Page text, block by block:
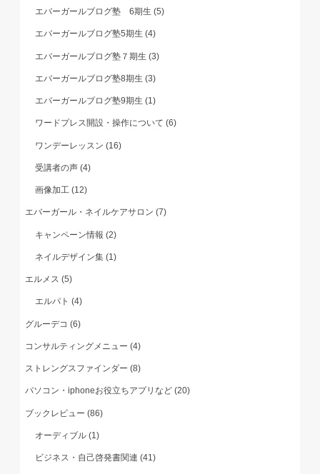
エバーガールブログ塾 6期生(5)
エバーガールブログ塾5期生(4)
エバーガールブログ塾７期生(3)
エバーガールブログ塾8期生(3)
エバーガールブログ塾9期生(1)
ワードプレス開設・操作について(6)
ワンデーレッスン(16)
受講者の声(4)
画像加工(12)
エバーガール・ネイルケアサロン(7)
キャンペーン情報(2)
ネイルデザイン集(1)
エルメス(5)
エルパト(4)
グルーデコ(6)
コンサルティングメニュー(4)
ストレングスファインダー(8)
パソコン・iphoneお役立ちアプリなど(20)
ブックレビュー(86)
オーディブル(1)
ビジネス・自己啓発書関連(41)